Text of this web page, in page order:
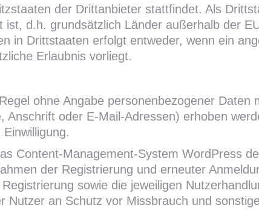
der Drittanbieter stattfindet. Als
d.h. grundsätzlich Länder außerhalb der
in Drittstaaten erfolgt entweder, wenn ein
Erlaubnis vorliegt.
ohne Angabe per­son­en­bezo­gener
Ans­chrift oder E-Mail-Adressen) erhoben
Content-Management-System WordPress
der Registrierung und erneuter
sowie die jeweiligen
Nutzer an Schutz vor Missbrauch und